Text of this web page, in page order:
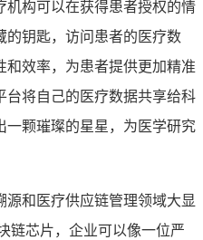
机构可以在获得患者授权的情
的钥匙，访问患者的医疗数
效率，为患者提供更加精准
台将自己的医疗数据共享给科
一颗璀璨的星星，为医学研究
源和医疗供应链管理领域大显
链芯片，企业可以像一位严